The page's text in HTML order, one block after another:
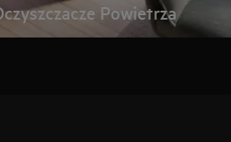
Powietrza